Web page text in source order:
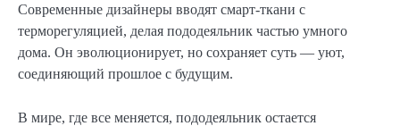
Современные дизайнеры вводят смарт-ткани с
терморегуляцией, делая пододеяльник частью умного
дома. Он эволюционирует, но сохраняет суть — уют,
соединяющий прошлое с будущим.
В мире, где все меняется, пододеяльник остается